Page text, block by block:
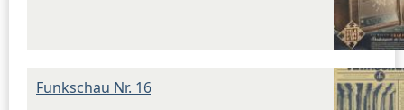
Funkschau Nr. 16